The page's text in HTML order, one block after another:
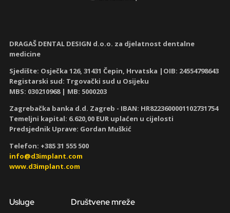
DRAGAŠ DENTAL DESIGN d.o.o. za djelatnost dentalne
medicine
Sjedište: Osječka 126, 31431 Čepin, Hrvatska |OIB: 24554798643
Registarski sud: Trgovački sud u Osijeku
MBS: 030210968 | MB: 5000203
Zagrebačka banka d.d. Zagreb - IBAN: HR8223600001102731754
Temeljni kapital: 6.620,00 EUR uplaćen u cijelosti
Predsjednik Uprave: Gordan Muškić
Telefon: +385 31 555 500
info@d3implant.com
www.d3implant.com
Usluge Društvene mreže